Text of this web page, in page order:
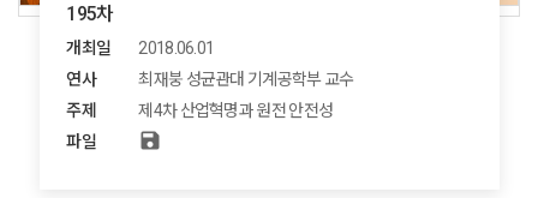
195차
개최일
2018.06.01
연사
최재붕 성균관대 기계공학부 교수
주제
제4차 산업혁명과 원전 안전성
파일
save